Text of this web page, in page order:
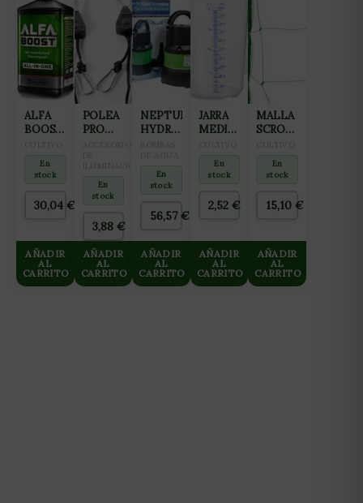
ALFA
BOOST
En
stock
30,04 €
AÑADIR
AL
CARRITO
POLEA
PRO
En
stock
3,88 €
AÑADIR
AL
CARRITO
NEPTUNE
HYDROPONICS
NH-
11000
En
stock
56,57€
AÑADIR
AL
CARRITO
JARRA
MEDIDORA
En
stock
2,52 €
AÑADIR
AL
CARRITO
MALLA
SCROG
15X15CM
(2X25M)
En
stock
15,10€
AÑADIR
AL
CARRITO